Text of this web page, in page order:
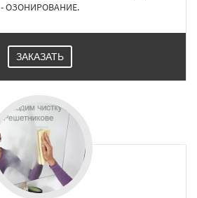
- ОЗОНИРОВАНИЕ.
ЗАКАЗАТЬ